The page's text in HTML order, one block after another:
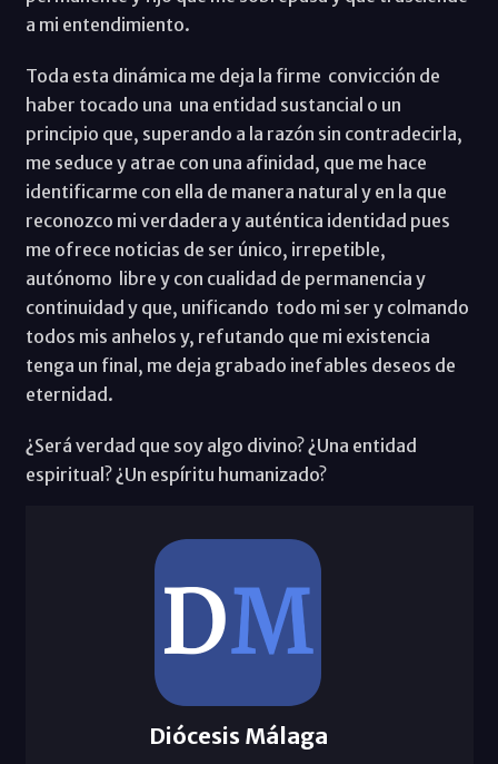
a mi entendimiento.
Toda esta dinámica me deja la firme convicción de
haber tocado una una entidad sustancial o un
principio que, superando a la razón sin contradecirla,
me seduce y atrae con una afinidad, que me hace
identificarme con ella de manera natural y en la que
reconozco mi verdadera y auténtica identidad pues
me ofrece noticias de ser único, irrepetible,
autónomo libre y con cualidad de permanencia y
continuidad y que, unificando todo mi ser y colmando
todos mis anhelos y, refutando que mi existencia
tenga un final, me deja grabado inefables deseos de
eternidad.
¿Será verdad que soy algo divino? ¿Una entidad
espiritual? ¿Un espíritu humanizado?
Diócesis Málaga